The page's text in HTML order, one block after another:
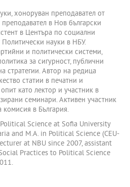
хоноруван преподавател от
в Нов български
в Центъра по социални
науки в НБУ.
и политически системи,
за сигурност, публични
стратегии. Автор на редица
статии в печатни и
като лектор и участник в
семинари. Активен участник
комисия в България.
Science at Sofia University
and M.A. in Political Science (CEU-
at NBU since 2007, assistant
Practices to Political Science